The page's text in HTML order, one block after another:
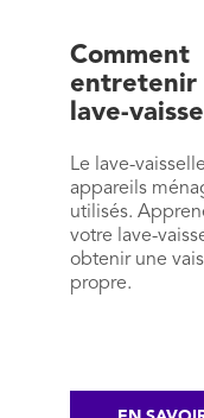
Comment
entretenir
lave-
Le lave-
appareils
utilisés.
votre lave-
obtenir une
propre.